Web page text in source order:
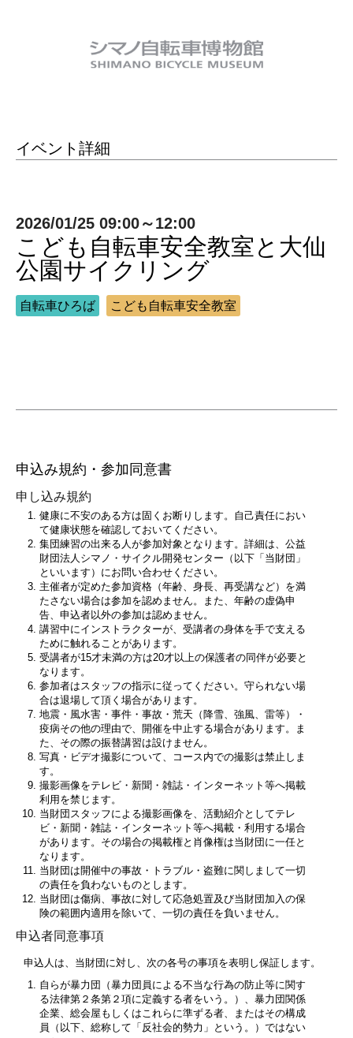
イベント詳細
2026/01/25 09:00～12:00
こども⾃転⾞安全教室と大仙
公園サイクリング
自転車ひろば こども⾃転⾞安全教室
申込み規約・参加同意書
申し込み規約
健康に不安のある方は固くお断りします。自己責任におい
て健康状態を確認しておいてください。
集団練習の出来る人が参加対象となります。詳細は、公益
財団法人シマノ・サイクル開発センター（以下「当財団」
といいます）にお問い合わせください。
主催者が定めた参加資格（年齢、身長、再受講など）を満
たさない場合は参加を認めません。また、年齢の虚偽申
告、申込者以外の参加は認めません。
講習中にインストラクターが、受講者の身体を手で支える
ために触れることがあります。
受講者が15才未満の方は20才以上の保護者の同伴が必要と
なります。
参加者はスタッフの指示に従ってください。守られない場
合は退場して頂く場合があります。
地震・風水害・事件・事故・荒天（降雪、強風、雷等）・
疫病その他の理由で、開催を中止する場合があります。ま
た、その際の振替講習は設けません。
写真・ビデオ撮影について、コース内での撮影は禁止しま
す。
撮影画像をテレビ・新聞・雑誌・インターネット等へ掲載
利用を禁じます。
当財団スタッフによる撮影画像を、活動紹介としてテレ
ビ・新聞・雑誌・インターネット等へ掲載・利用する場合
があります。その場合の掲載権と肖像権は当財団に一任と
なります。
当財団は開催中の事故・トラブル・盗難に関しまして一切
の責任を負わないものとします。
当財団は傷病、事故に対して応急処置及び当財団加入の保
険の範囲内適用を除いて、一切の責任を負いません。
申込者同意事項
申込人は、当財団に対し、次の各号の事項を表明し保証します。
自らが暴力団（暴力団員による不当な行為の防止等に関す
る法律第２条第２項に定義する者をいう。）、暴力団関係
企業、総会屋もしくはこれらに準ずる者、またはその構成
員（以下、総称して「反社会的勢力」という。）ではない